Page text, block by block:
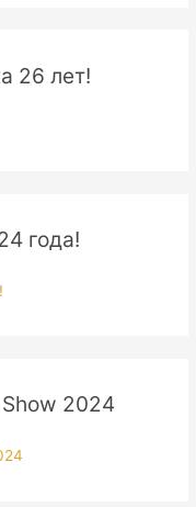
26 лет!
года!
2024